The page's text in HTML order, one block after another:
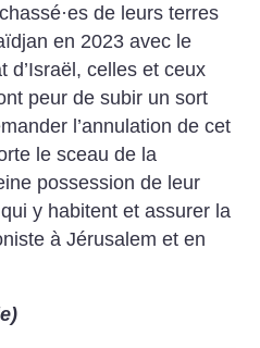
·es de leurs terres
en 2023 avec le
d’Israël, celles et ceux
peur de subir un sort
l’annulation de cet
le sceau de la
possession de leur
y habitent et assurer la
à Jérusalem et en